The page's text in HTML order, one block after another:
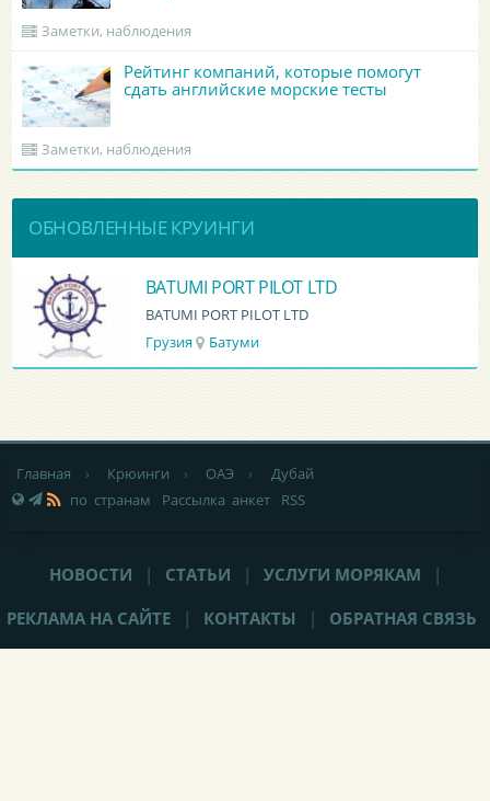
Заметки, наблюдения
Рейтинг компаний, которые помогут
сдать английские морские тесты
Заметки, наблюдения
ОБНОВЛЕННЫЕ КРУИНГИ
BATUMI PORT PILOT LTD
BATUMI PORT PILOT LTD
Грузия
Батуми
Главная › Крюинги › ОАЭ ›
Дубай
по странам
Рассылка анкет RSS
НОВОСТИ | СТАТЬИ | УСЛУГИ МОРЯКАМ
|
РЕКЛАМА НА САЙТЕ
| КОНТАКТЫ | ОБРАТНАЯ СВЯЗЬ